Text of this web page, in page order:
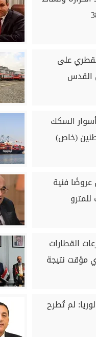
على
القدس
السكك
(خاص)
عروضًا فنية
القطارات
مؤقت نتيجة
لم تُطرح